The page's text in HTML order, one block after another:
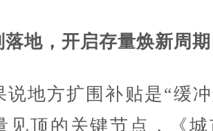
落地，开启存量焕新周期
方扩围补贴是“缓冲
见顶的关键节点，《